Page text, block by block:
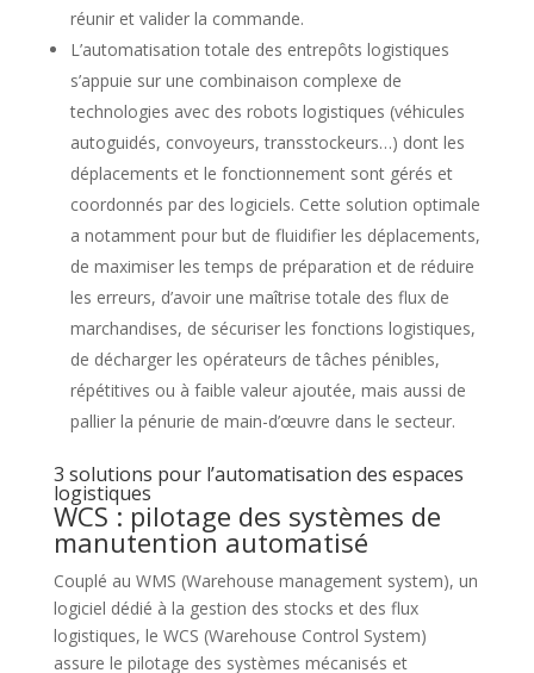
réunir et valider la commande.
L’automatisation totale des entrepôts logistiques
s’appuie sur une combinaison complexe de
technologies avec des robots logistiques (véhicules
autoguidés, convoyeurs, transstockeurs…) dont les
déplacements et le fonctionnement sont gérés et
coordonnés par des logiciels. Cette solution optimale
a notamment pour but de fluidifier les déplacements,
de maximiser les temps de préparation et de réduire
les erreurs, d’avoir une maîtrise totale des flux de
marchandises, de sécuriser les fonctions logistiques,
de décharger les opérateurs de tâches pénibles,
répétitives ou à faible valeur ajoutée, mais aussi de
pallier la pénurie de main-d’œuvre dans le secteur.
3 solutions pour l’automatisation des espaces
logistiques
WCS : pilotage des systèmes de
manutention automatisé
Couplé au WMS (Warehouse management system), un
logiciel dédié à la gestion des stocks et des flux
logistiques, le WCS (Warehouse Control System)
assure le pilotage des systèmes mécanisés et